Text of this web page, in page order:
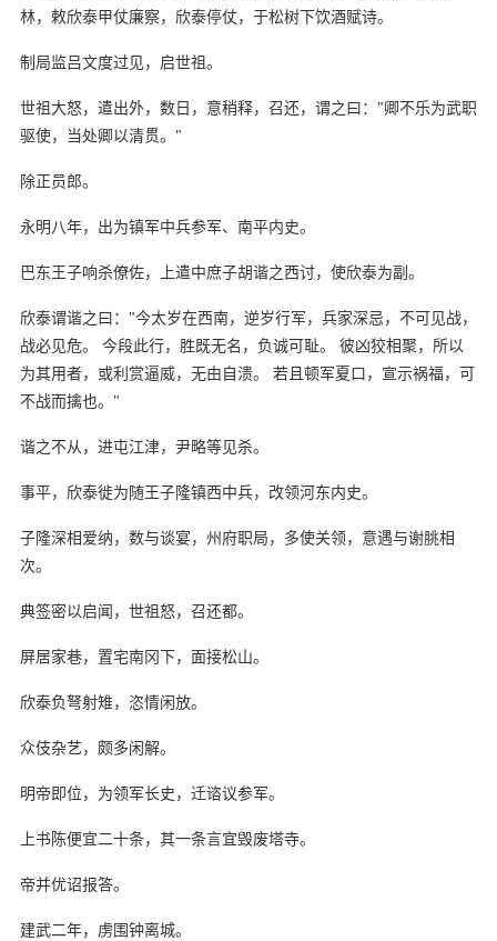
林，敕欣泰甲仗廉察，欣泰停仗，于松树下饮酒赋诗。
制局监吕文度过见，启世祖。
世祖大怒，遣出外，数日，意稍释，召还，谓之曰："卿不乐为武职
驱使，当处卿以清贯。"
除正员郎。
永明八年，出为镇军中兵参军、南平内史。
巴东王子响杀僚佐，上遣中庶子胡谐之西讨，使欣泰为副。
欣泰谓谐之曰："今太岁在西南，逆岁行军，兵家深忌，不可见战，
战必见危。 今段此行，胜既无名，负诚可耻。 彼凶狡相聚，所以
为其用者，或利赏逼威，无由自溃。 若且顿军夏口，宣示祸福，可
不战而擒也。"
谐之不从，进屯江津，尹略等见杀。
事平，欣泰徙为随王子隆镇西中兵，改领河东内史。
子隆深相爱纳，数与谈宴，州府职局，多使关领，意遇与谢朓相
次。
典签密以启闻，世祖怒，召还都。
屏居家巷，置宅南冈下，面接松山。
欣泰负弩射雉，恣情闲放。
众伎杂艺，颇多闲解。
明帝即位，为领军长史，迁谘议参军。
上书陈便宜二十条，其一条言宜毁废塔寺。
帝并优诏报答。
建武二年，虏围钟离城。